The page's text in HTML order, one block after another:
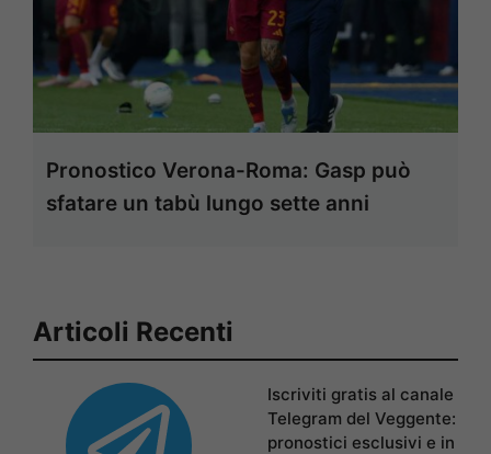
Pronostico Verona-Roma: Gasp può
sfatare un tabù lungo sette anni
Articoli Recenti
Iscriviti gratis al canale
Telegram del Veggente:
pronostici esclusivi e in